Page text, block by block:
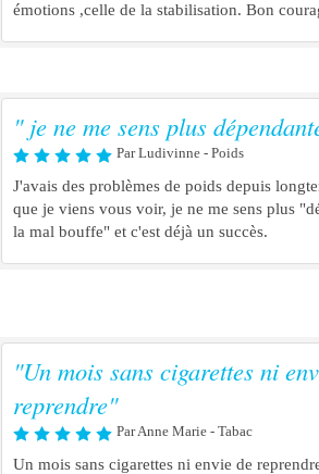
émotions ,celle de la stabilisation. Bon
" je ne me sens plus
Par Ludivinne - Poids
J'avais des problèmes de poids depuis
que je viens vous voir, je ne me sens plus
la mal bouffe" et c'est déjà un succès.
"Un mois sans cigarettes ni
reprendre"
Par Anne Marie - Tabac
Un mois sans cigarettes ni envie de